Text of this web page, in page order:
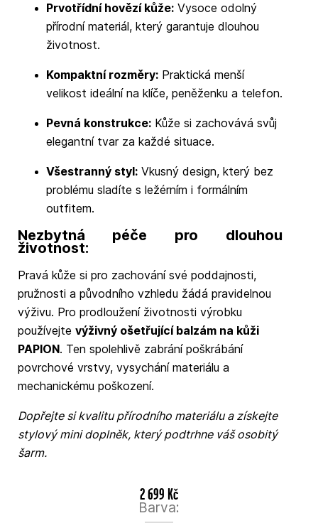
Prvotřídní hovězí kůže:Vysoce odolný
přírodní materiál, který garantuje dlouhou
životnost.
Kompaktní rozměry:Praktická menší
velikost ideální na klíče, peněženku a telefon.
Pevná konstrukce:Kůže si zachovává svůj
elegantní tvar za každé situace.
Všestranný styl:Vkusný design, který bez
problému sladíte s ležérním i formálním
outfitem.
Nezbytná péče pro dlouhou
životnost:
Pravá kůže si pro zachování své poddajnosti,
pružnosti a původního vzhledu žádá pravidelnou
výživu. Pro prodloužení životnosti výrobku
používejte výživný ošetřující balzám na kůži
PAPION. Ten spolehlivě zabrání poškrábání
povrchové vrstvy, vysychání materiálu a
mechanickému poškození.
Dopřejte si kvalitu přírodního materiálu a získejte
stylový mini doplněk, který podtrhne váš osobitý
šarm.
2 699 Kč
Barva: